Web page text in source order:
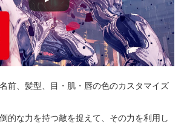
前、髪型、目・肌・唇の色のカスタマイズ
的な力を持つ敵を捉えて、その力を利用し